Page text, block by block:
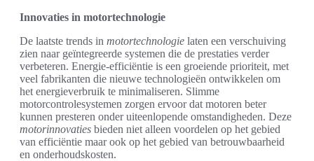
Innovaties in motortechnologie
De laatste trends in motortechnologie laten een verschuiving
zien naar geïntegreerde systemen die de prestaties verder
verbeteren. Energie-efficiëntie is een groeiende prioriteit, met
veel fabrikanten die nieuwe technologieën ontwikkelen om
het energieverbruik te minimaliseren. Slimme
motorcontrolesystemen zorgen ervoor dat motoren beter
kunnen presteren onder uiteenlopende omstandigheden. Deze
motorinnovaties bieden niet alleen voordelen op het gebied
van efficiëntie maar ook op het gebied van betrouwbaarheid
en onderhoudskosten.